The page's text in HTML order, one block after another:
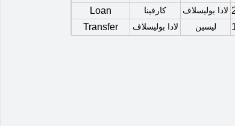
لادا بوليسلاف كارفينا
Loan
ليسين لادا بوليسلاف Transfer